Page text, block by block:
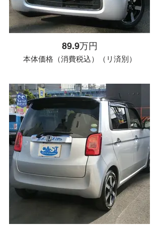
89.9万円
本体価格（消費税込）（リ済別）